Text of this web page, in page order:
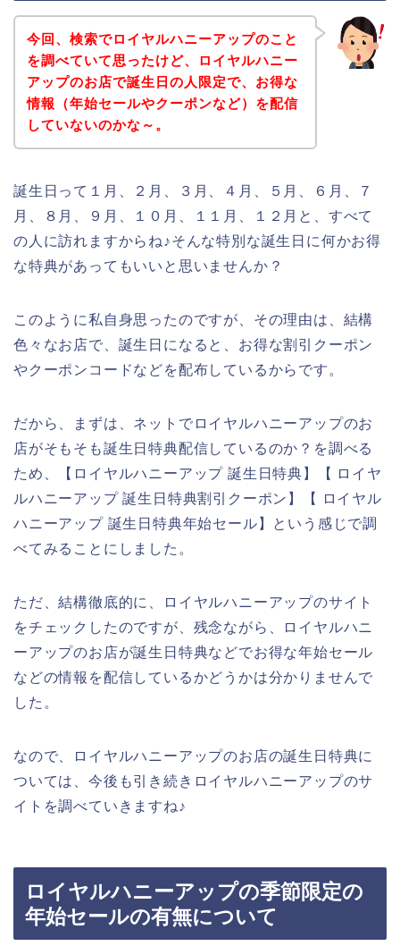
今回、検索でロイヤルハニーアップのこと
を調べていて思ったけど、ロイヤルハニー
アップのお店で誕生日の人限定で、お得な
情報（年始セールやクーポンなど）を配信
していないのかな～。
誕生日って１月、２月、３月、４月、５月、６月、７
月、８月、９月、１０月、１１月、１２月と、すべて
の人に訪れますからね♪そんな特別な誕生日に何かお得
な特典があってもいいと思いませんか？
このように私自身思ったのですが、その理由は、結構
色々なお店で、誕生日になると、お得な割引クーポン
やクーポンコードなどを配布しているからです。
だから、まずは、ネットでロイヤルハニーアップのお
店がそもそも誕生日特典配信しているのか？を調べる
ため、【ロイヤルハニーアップ 誕生日特典】【 ロイヤ
ルハニーアップ 誕生日特典割引クーポン】【 ロイヤル
ハニーアップ 誕生日特典年始セール】という感じで調
べてみることにしました。
ただ、結構徹底的に、ロイヤルハニーアップのサイト
をチェックしたのですが、残念ながら、ロイヤルハニ
ーアップのお店が誕生日特典などでお得な年始セール
などの情報を配信しているかどうかは分かりませんで
した。
なので、ロイヤルハニーアップのお店の誕生日特典に
ついては、今後も引き続きロイヤルハニーアップのサ
イトを調べていきますね♪
ロイヤルハニーアップの季節限定の
年始セールの有無について